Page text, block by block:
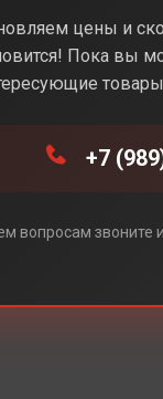
(Серый)
цены и
Пока вы
+7
вопросам